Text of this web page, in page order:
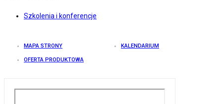
Szkolenia i konferencje
MAPA STRONY KALENDARIUM
OFERTA PRODUKTOWA